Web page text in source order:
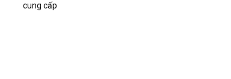
cung cấp